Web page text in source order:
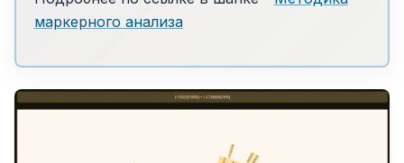
маркерного анализа